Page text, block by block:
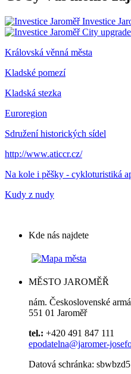
Investice
City upgrade
Královská věnná města
Kladské pomezí
Kladská stezka
Euroregion
Sdružení historických sídel
http://www.aticcr.cz/
Na kole i pěšky - cykloturistiká
Kudy z nudy
Kde nás najdete
MĚSTO JAROMĚŘ
nám. Československé
551 01 Jaroměř
tel.: +420 491 847 111
epodatelna@jaromer-
Datová schránka: sbwbzd5